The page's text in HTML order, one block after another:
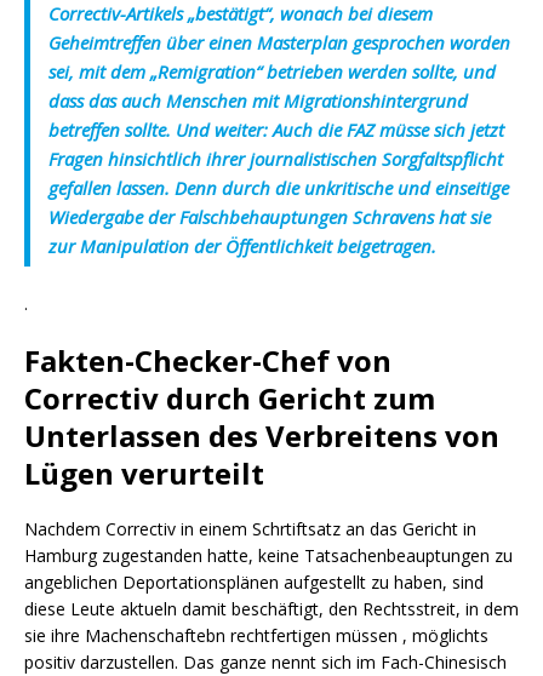
Correctiv-Artikels „bestätigt“, wonach bei diesem
Geheimtreffen über einen Masterplan gesprochen worden
sei, mit dem „Remigration“ betrieben werden sollte, und
dass das auch Menschen mit Migrationshintergrund
betreffen sollte. Und weiter: Auch die FAZ müsse sich jetzt
Fragen hinsichtlich ihrer journalistischen Sorgfaltspflicht
gefallen lassen. Denn durch die unkritische und einseitige
Wiedergabe der Falschbehauptungen Schravens hat sie
zur Manipulation der Öffentlichkeit beigetragen.
.
Fakten-Checker-Chef von
Correctiv durch Gericht zum
Unterlassen des Verbreitens von
Lügen verurteilt
Nachdem Correctiv in einem Schrtiftsatz an das Gericht in
Hamburg zugestanden hatte, keine Tatsachenbeauptungen zu
angeblichen Deportationsplänen aufgestellt zu haben, sind
diese Leute aktueln damit beschäftigt, den Rechtsstreit, in dem
sie ihre Machenschaftebn rechtfertigen müssen , möglichts
positiv darzustellen. Das ganze nennt sich im Fach-Chinesisch